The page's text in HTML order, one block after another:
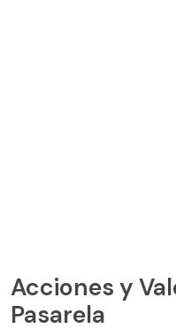
Acciones y
Pasarela